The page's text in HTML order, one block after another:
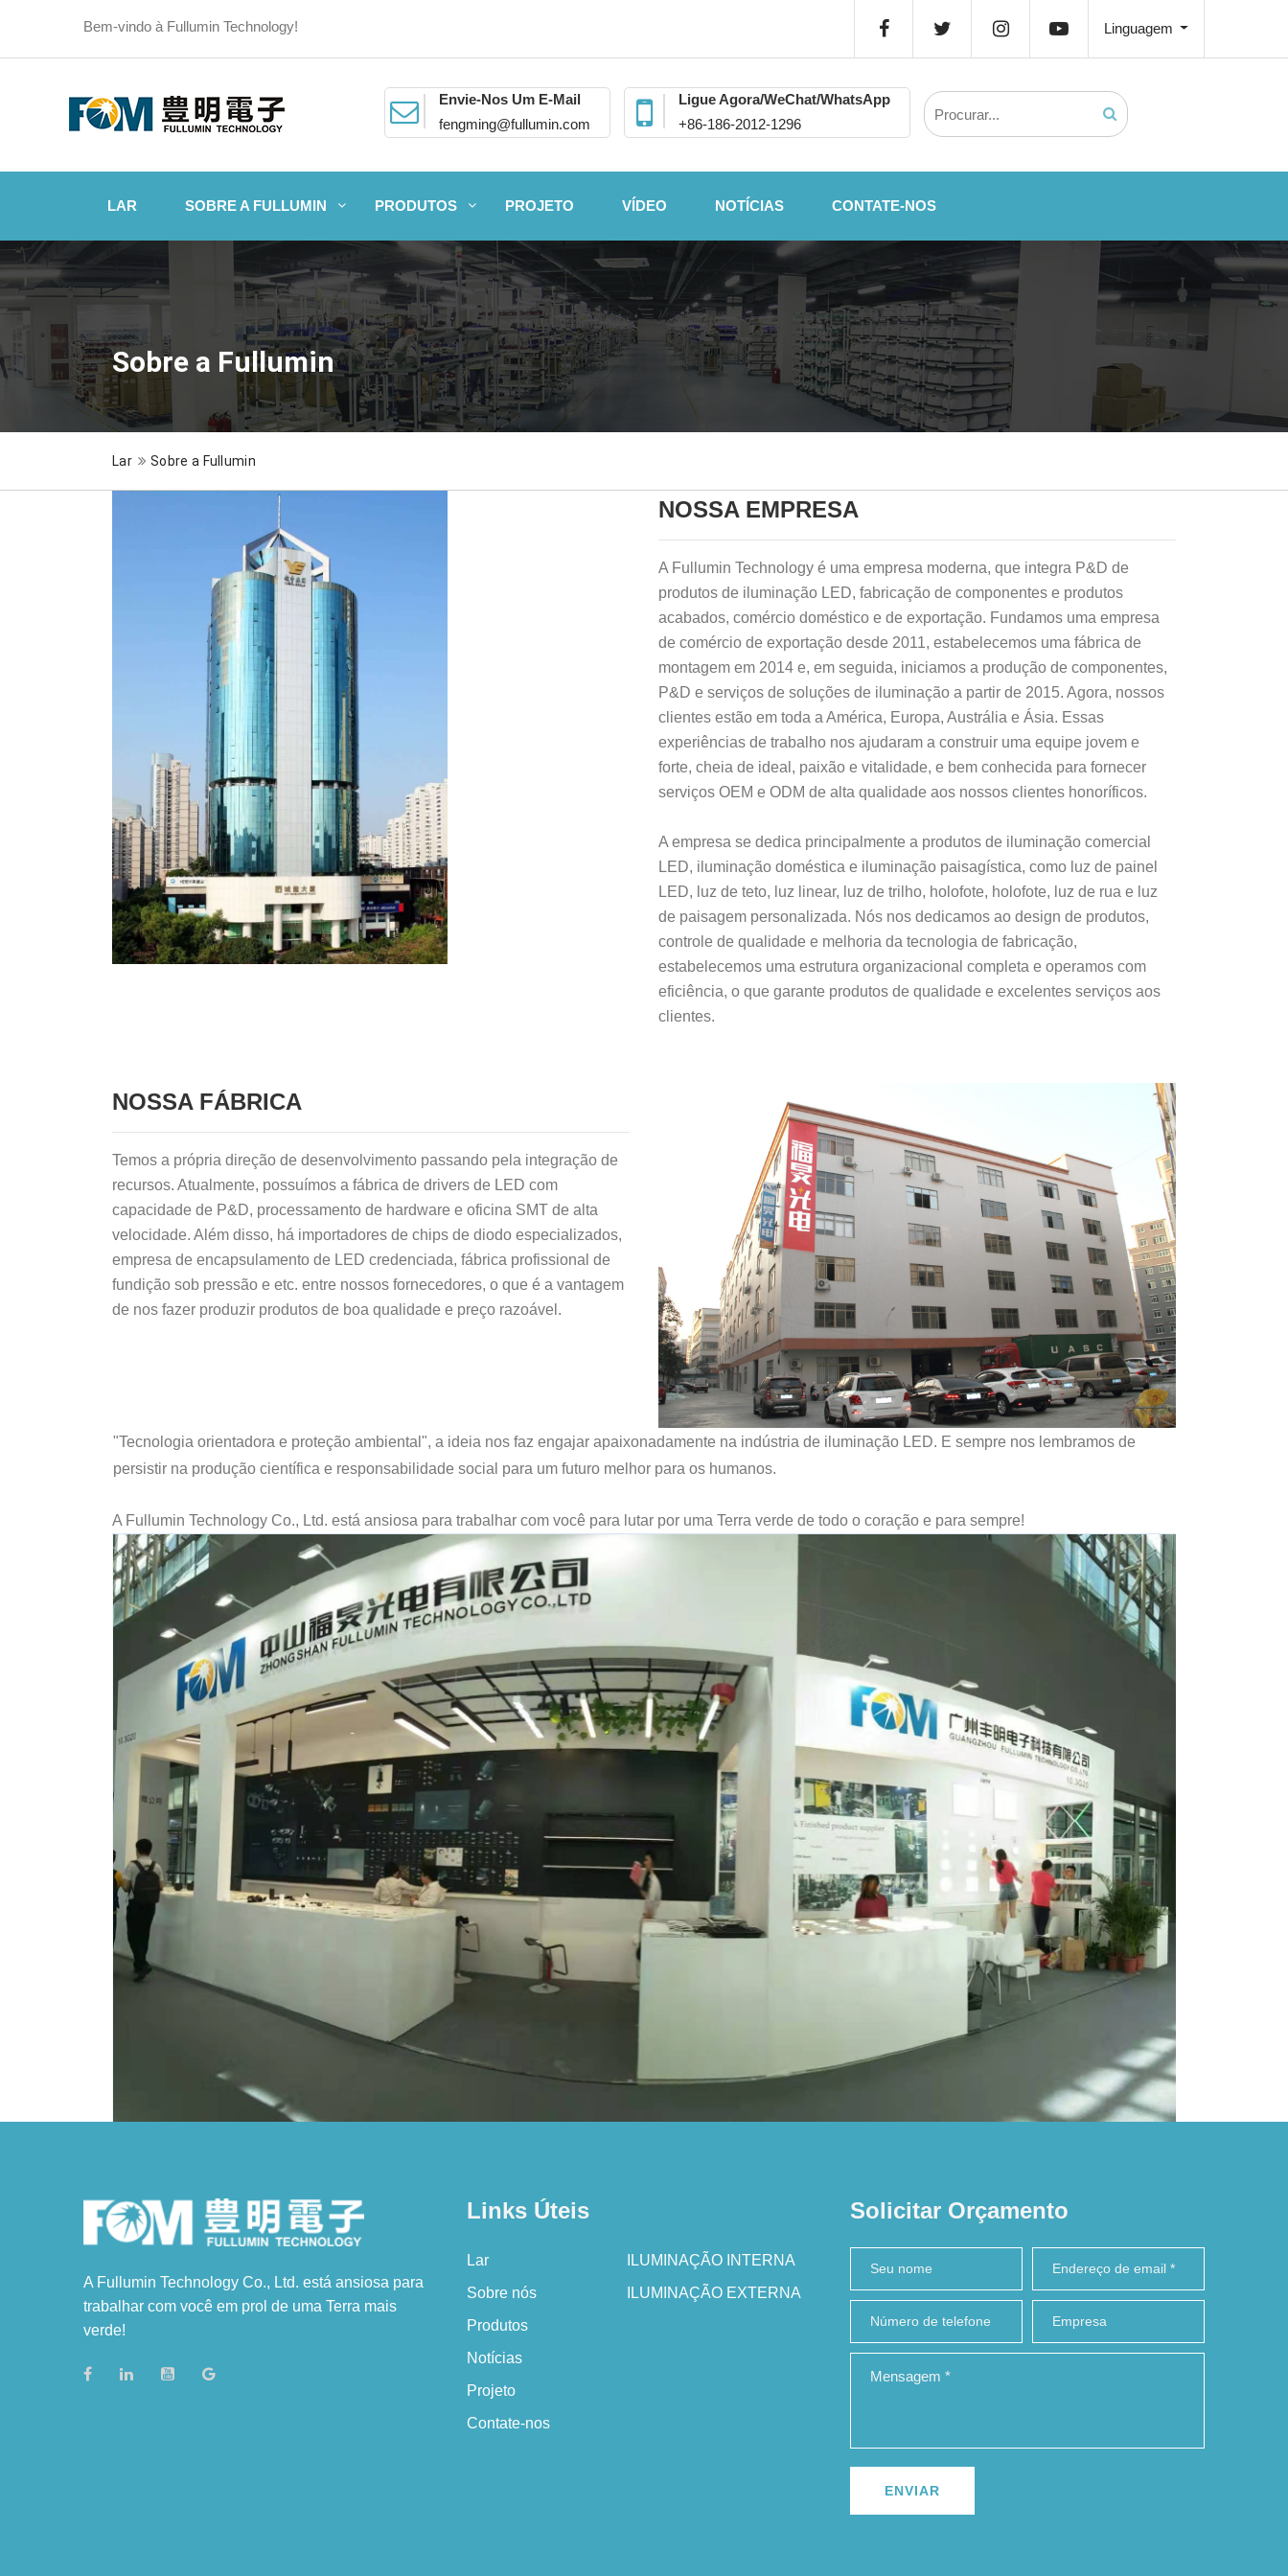
Bem-vindo à Fullumin Technology! Linguagem
Envie-Nos Um E-Mail
fengming@fullumin.com
Ligue Agora/WeChat/WhatsApp
+86-186-2012-1296
LAR SOBRE A FULLUMIN PRODUTOS PROJETO VÍDEO NOTÍCIAS CONTATE-NOS
Sobre a Fullumin
Lar Sobre a Fullumin
NOSSA EMPRESA
A Fullumin Technology é uma empresa moderna, que integra P&D de
produtos de iluminação LED, fabricação de componentes e produtos
acabados, comércio doméstico e de exportação. Fundamos uma empresa
de comércio de exportação desde 2011, estabelecemos uma fábrica de
montagem em 2014 e, em seguida, iniciamos a produção de componentes,
P&D e serviços de soluções de iluminação a partir de 2015. Agora, nossos
clientes estão em toda a América, Europa, Austrália e Ásia. Essas
experiências de trabalho nos ajudaram a construir uma equipe jovem e
forte, cheia de ideal, paixão e vitalidade, e bem conhecida para fornecer
serviços OEM e ODM de alta qualidade aos nossos clientes honoríficos.
A empresa se dedica principalmente a produtos de iluminação comercial
LED, iluminação doméstica e iluminação paisagística, como luz de painel
LED, luz de teto, luz linear, luz de trilho, holofote, holofote, luz de rua e luz
de paisagem personalizada. Nós nos dedicamos ao design de produtos,
controle de qualidade e melhoria da tecnologia de fabricação,
estabelecemos uma estrutura organizacional completa e operamos com
eficiência, o que garante produtos de qualidade e excelentes serviços aos
clientes.
NOSSA FÁBRICA
Temos a própria direção de desenvolvimento passando pela integração de
recursos. Atualmente, possuímos a fábrica de drivers de LED com
capacidade de P&D, processamento de hardware e oficina SMT de alta
velocidade. Além disso, há importadores de chips de diodo especializados,
empresa de encapsulamento de LED credenciada, fábrica profissional de
fundição sob pressão e etc. entre nossos fornecedores, o que é a vantagem
de nos fazer produzir produtos de boa qualidade e preço razoável.
"Tecnologia orientadora e proteção ambiental", a ideia nos faz engajar apaixonadamente na indústria de iluminação LED. E sempre nos lembramos de
persistir na produção científica e responsabilidade social para um futuro melhor para os humanos.
A Fullumin Technology Co., Ltd. está ansiosa para trabalhar com você para lutar por uma Terra verde de todo o coração e para sempre!
A Fullumin Technology Co., Ltd. está ansiosa para
trabalhar com você em prol de uma Terra mais
verde!
Links Úteis
Lar
Sobre nós
Produtos
Notícias
Projeto
Contate-nos
ILUMINAÇÃO INTERNA
ILUMINAÇÃO EXTERNA
Solicitar Orçamento
ENVIAR